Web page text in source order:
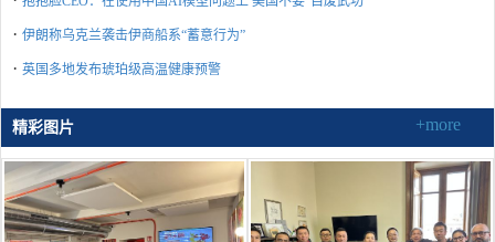
· 伊朗称乌克兰袭击伊商船系“蓄意行为”
· 英国多地发布琥珀级高温健康预警
精彩图片 +more